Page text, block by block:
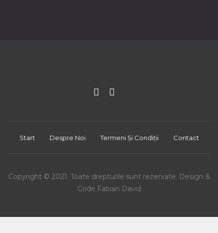
Start Despre Noi Termeni Și Condiții Contact
Copyright © 2021. Toate drepturile sunt rezervate. Design &
Code Fabian David